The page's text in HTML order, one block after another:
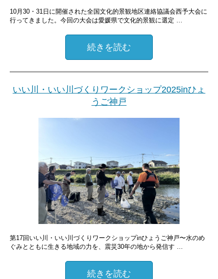
10月30・31日に開催された全国文化的景観地区連絡協議会西予大会に
行ってきました。今回の大会は愛媛県で文化的景観に選定 …
続きを読む
いい川・いい川づくりワークショップ2025inひょ
うご神戸
第17回いい川・いい川づくりワークショップinひょうご神戸〜水のめ
ぐみとともに生きる地域の力を、震災30年の地から発信す …
続きを読む